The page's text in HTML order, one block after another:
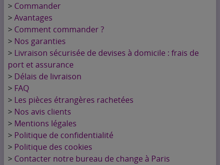
> Commander
>Avantages
> Comment commander ?
> Nos garanties
> Livraison sécurisée de devises à domicile : frais de
port et assurance
> Délais de livraison
> FAQ
> Les pièces étrangères rachetées
> Nos avis clients
> Mentions légales
> Politique de confidentialité
> Politique des cookies
> Contacter notre bureau de change à Paris